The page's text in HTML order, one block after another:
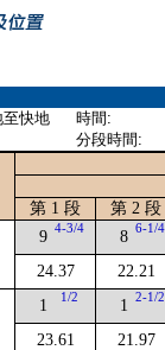
快地
時間:
分段時間:
第 1 段
第 2 段
9 4-3/4
24.37
8 6-1/4
22.21
1 1/2
23.61
1 2-1/2
21.97